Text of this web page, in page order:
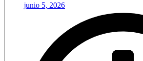
junio 5, 2026